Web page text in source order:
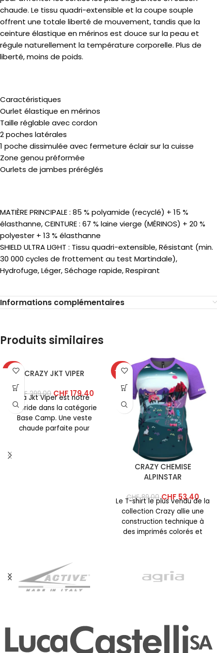
chaude. Le tissu quadri-extensible et la coupe souple
offrent une totale liberté de mouvement, tandis que la
ceinture élastique en mérinos est douce sur la peau et
régule naturellement la température corporelle. Plus de
liberté, moins de poids.
Caractéristiques
Ourlet élastique en mérinos
Taille réglable avec cordon
2 poches latérales
1 poche dissimulée avec fermeture éclair sur la cuisse
Zone genou préformée
Ourlets de jambes préréglés
MATIÈRE PRINCIPALE : 85 % polyamide (recyclé) + 15 %
élasthanne, CEINTURE : 67 % laine vierge (MÉRINOS) + 20 %
polyester + 13 % élasthanne
SHIELD ULTRA LIGHT : Tissu quadri-extensible, Résistant (min.
30 000 cycles de frottement au test Martindale),
Hydrofuge, Léger, Séchage rapide, Respirant
Informations complémentaires
Produits similaires
-40% CRAZY JKT VIPER
CHF299.00 CHF179.40
La Jkt Viper est notre
hybride dans la catégorie
Base Camp. Une veste
chaude parfaite pour
-40%
CRAZY CHEMISE
ALPINSTAR
CHF89.00 CHF 53.40
Le T-shirt le plus vendu de la
collection Crazy allie une
construction technique à
des imprimés colorés et